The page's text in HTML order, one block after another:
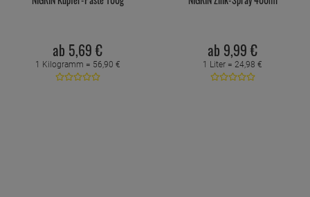
ab 5,69 €
1 Kilogramm = 56,90 €
ab 9,99 €
1 Liter = 24,98 €